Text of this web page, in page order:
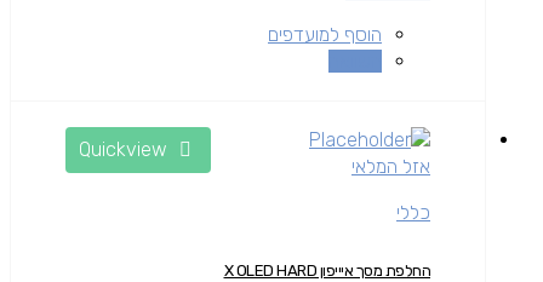
הוסף למועדפים
אזל המלאי
כללי
החלפת מסך איייפון X OLED HARD